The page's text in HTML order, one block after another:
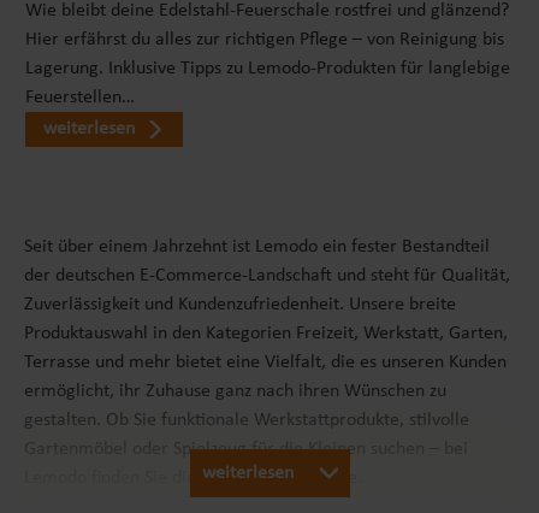
Wie bleibt deine Edelstahl-Feuerschale rostfrei und glänzend?
Hier erfährst du alles zur richtigen Pflege – von Reinigung bis
Lagerung. Inklusive Tipps zu Lemodo-Produkten für langlebige
Feuerstellen…
weiterlesen
Seit über einem Jahrzehnt ist Lemodo ein fester Bestandteil
der deutschen E-Commerce-Landschaft und steht für Qualität,
Zuverlässigkeit und Kundenzufriedenheit. Unsere breite
Produktauswahl in den Kategorien Freizeit, Werkstatt, Garten,
Terrasse und mehr bietet eine Vielfalt, die es unseren Kunden
ermöglicht, ihr Zuhause ganz nach ihren Wünschen zu
gestalten. Ob Sie funktionale Werkstattprodukte, stilvolle
Gartenmöbel oder Spielzeug für die Kleinen suchen – bei
Lemodo finden Sie die passenden Produkte.
weiterlesen